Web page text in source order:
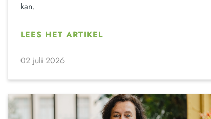
kan.
LEES HET ARTIKEL
02 juli 2026